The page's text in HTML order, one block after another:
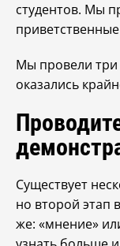
студентов. Мы
Мы провели три
оказались
Существует
но второй этап
же: «мнение»